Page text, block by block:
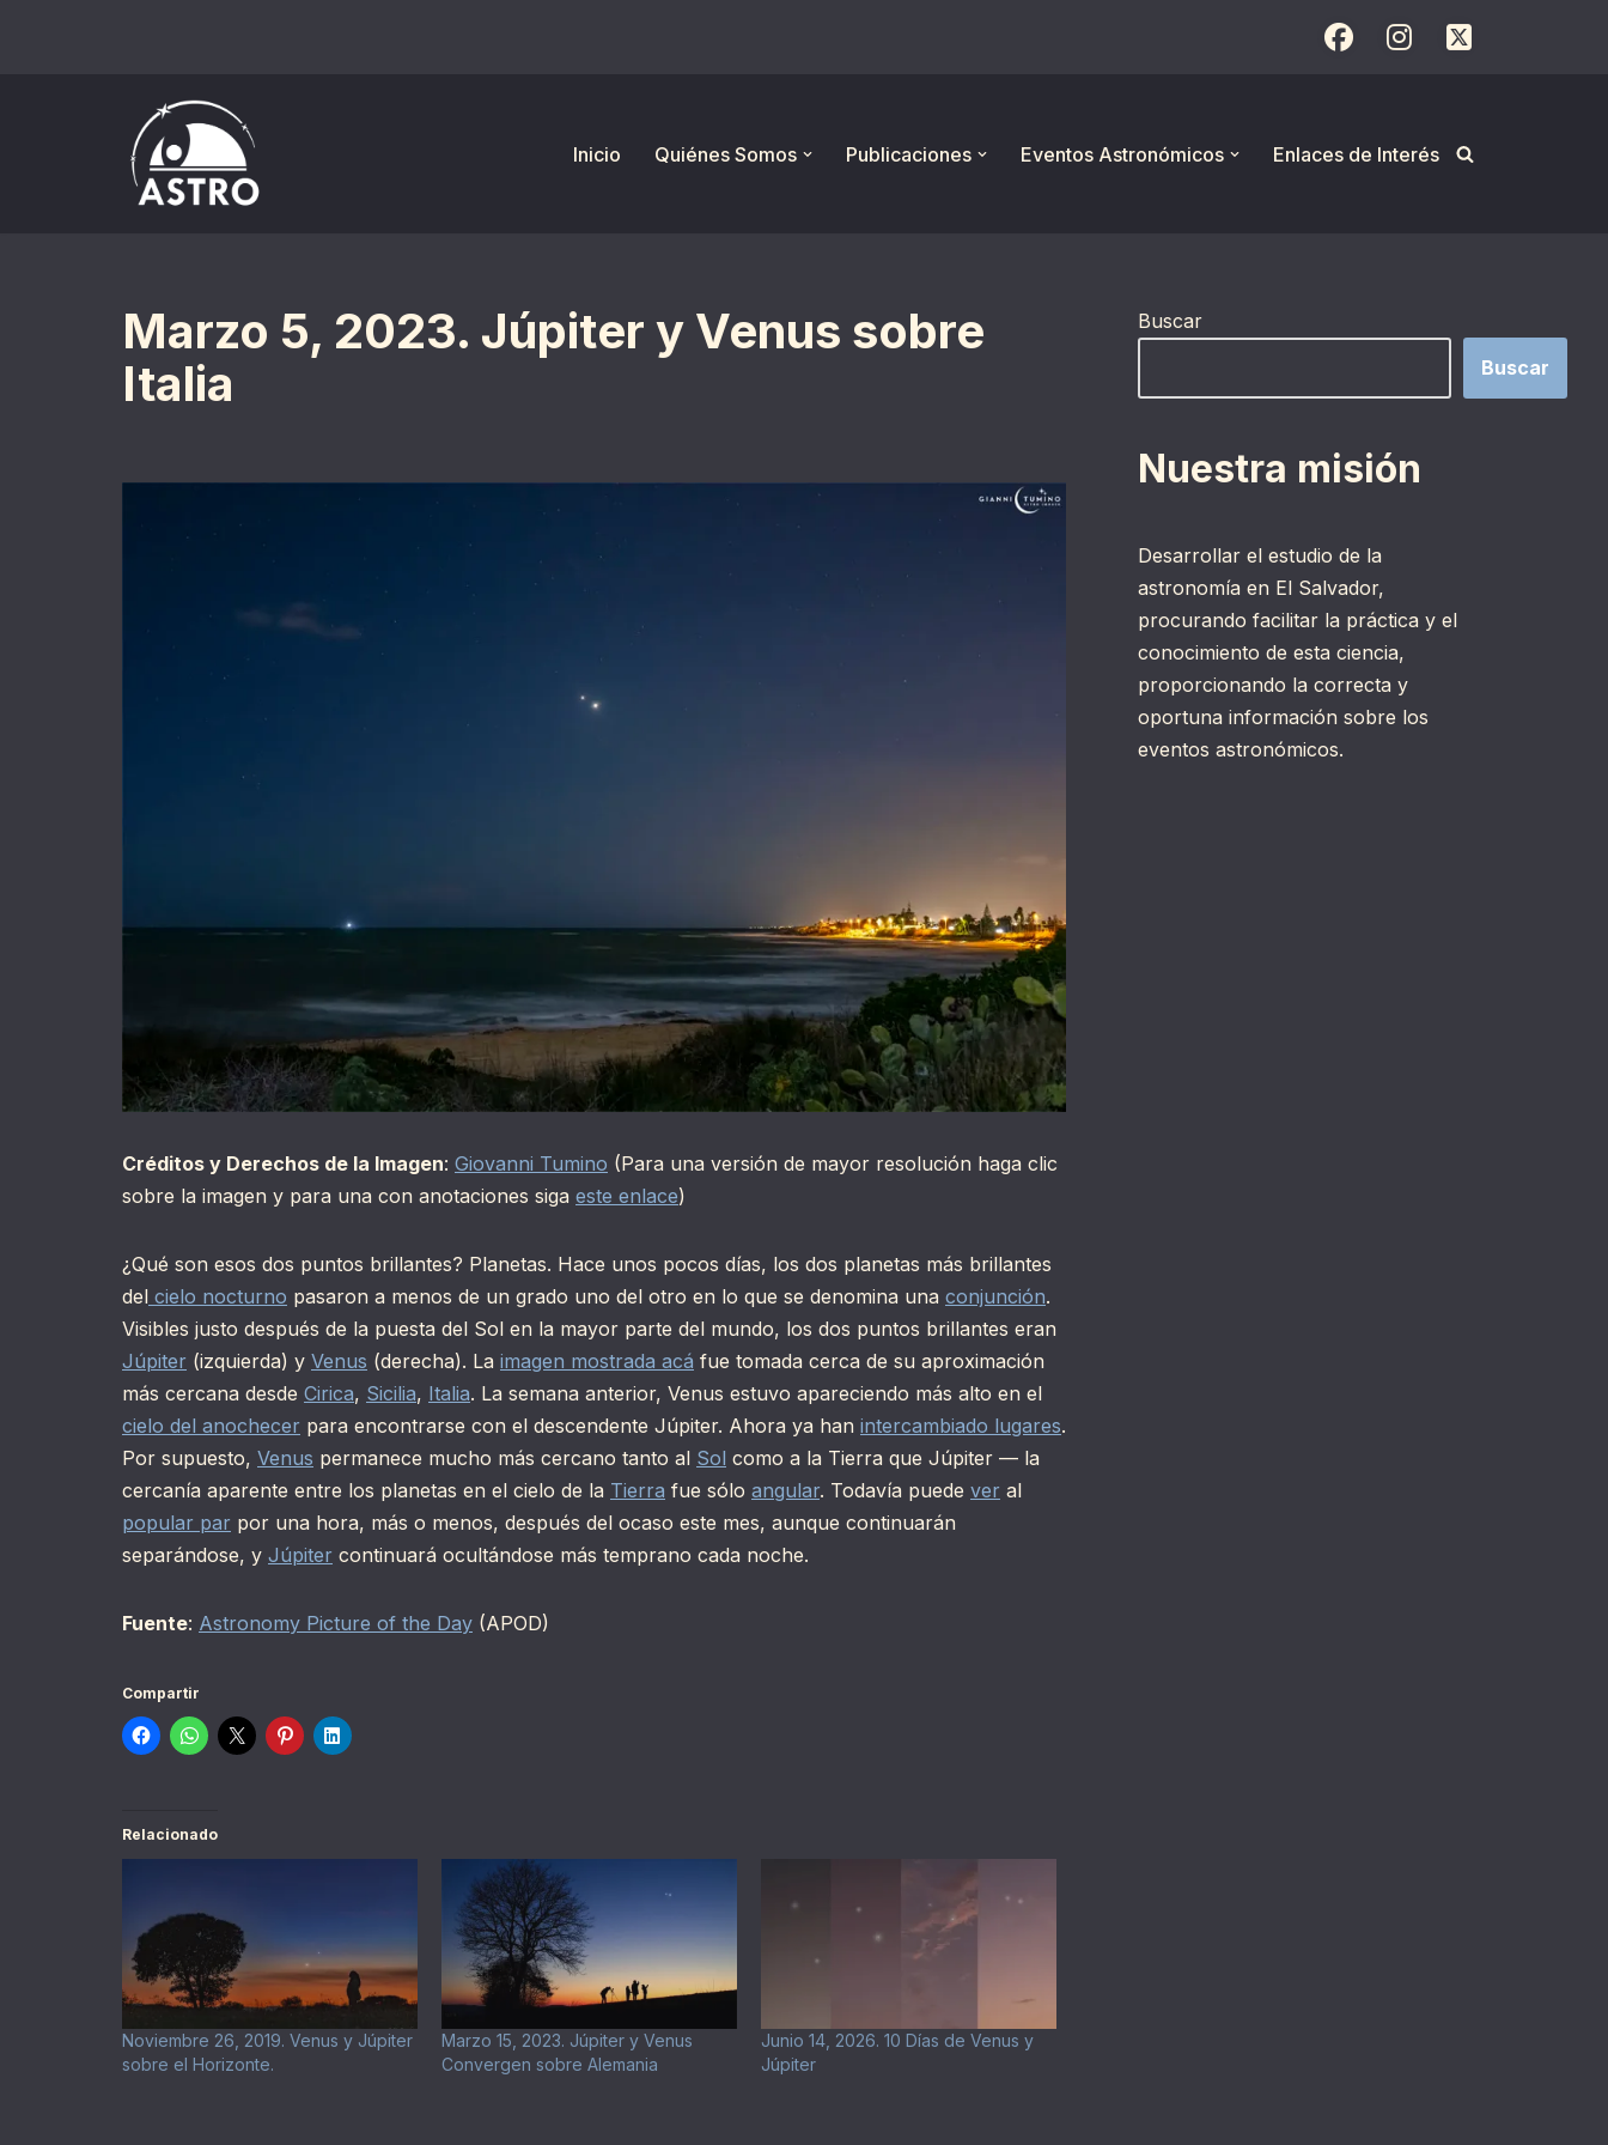
Inicio
Quiénes Somos Publicaciones Eventos Astronómicos Enlaces de Interés
Marzo 5, 2023. Júpiter y Venus sobre
Italia
Créditos y Derechos de la Imagen: Giovanni Tumino (Para una versión de mayor resolución haga clic
sobre la imagen y para una con anotaciones siga este enlace)
¿Qué son esos dos puntos brillantes? Planetas. Hace unos pocos días, los dos planetas más brillantes
del cielo nocturno pasaron a menos de un grado uno del otro en lo que se denomina una conjunción.
Visibles justo después de la puesta del Sol en la mayor parte del mundo, los dos puntos brillantes eran
Júpiter (izquierda) y Venus (derecha). La imagen mostrada acá fue tomada cerca de su aproximación
más cercana desde Cirica, Sicilia, Italia. La semana anterior, Venus estuvo apareciendo más alto en el
cielo del anochecer para encontrarse con el descendente Júpiter. Ahora ya han intercambiado lugares.
Por supuesto, Venus permanece mucho más cercano tanto al Sol como a la Tierra que Júpiter — la
cercanía aparente entre los planetas en el cielo de la Tierra fue sólo angular. Todavía puede ver al
popular par por una hora, más o menos, después del ocaso este mes, aunque continuarán
separándose, y Júpiter continuará ocultándose más temprano cada noche.
Fuente: Astronomy Picture of the Day (APOD)
Compartir
Relacionado
Noviembre 26, 2019. Venus y Júpiter
sobre el Horizonte.
Marzo 15, 2023. Júpiter y Venus
Convergen sobre Alemania
Junio 14, 2026. 10 Días de Venus y
Júpiter
Buscar
Buscar
Nuestra misión
Desarrollar el estudio de la
astronomía en El Salvador,
procurando facilitar la práctica y el
conocimiento de esta ciencia,
proporcionando la correcta y
oportuna información sobre los
eventos astronómicos.